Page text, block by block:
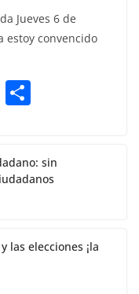
e
a
m
ar
e
Jueves 6 de
estoy convencido
T
gr
a
esin
las elecciones ¡la